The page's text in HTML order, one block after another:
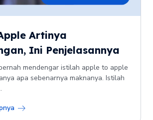
Artinya
Ini Penjelasannya
mendengar istilah apple to apple
apa sebenarnya maknanya. Istilah